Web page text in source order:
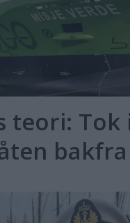
teori: Tok
bakfra